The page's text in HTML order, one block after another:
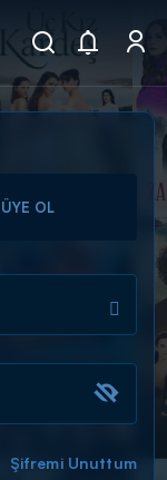
ÜYE OL
Şifremi Unuttum